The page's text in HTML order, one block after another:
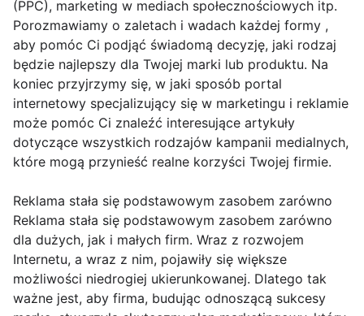
(PPC), marketing w mediach społecznościowych itp.
Porozmawiamy o zaletach i wadach każdej formy ,
aby pomóc Ci podjąć świadomą decyzję, jaki rodzaj
będzie najlepszy dla Twojej marki lub produktu. Na
koniec przyjrzymy się, w jaki sposób portal
internetowy specjalizujący się w marketingu i reklamie
może pomóc Ci znaleźć interesujące artykuły
dotyczące wszystkich rodzajów kampanii medialnych,
które mogą przynieść realne korzyści Twojej firmie.
Reklama stała się podstawowym zasobem zarówno
Reklama stała się podstawowym zasobem zarówno
dla dużych, jak i małych firm. Wraz z rozwojem
Internetu, a wraz z nim, pojawiły się większe
możliwości niedrogiej ukierunkowanej. Dlatego tak
ważne jest, aby firma, budując odnoszącą sukcesy